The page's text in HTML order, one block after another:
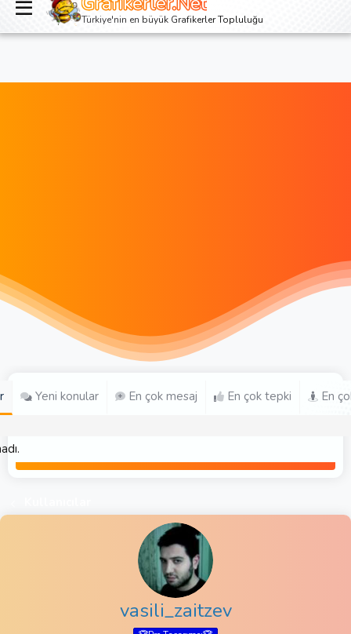
Giriş yap Kayıt ol
Türkiye'nin en büyük Grafikerler Topluluğu
Yeni konular En çok mesaj En çok tepki En
vasili_zaitzev